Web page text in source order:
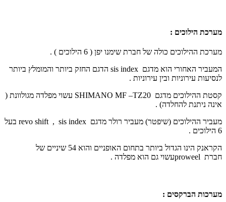
מערכת הילוכים :
מערכת ההילוכים כולה של חברת שימנו יפן ( 6 הילוכים ) .
המעביר האחורי הוא מדגם sis index הדגם החזק ביותר והמומלץ ביותר
לנסיעות עירוניות ובין עירוניות .
קסטת ההילוכים מדגם SHIMANO MF –TZ20 עשוי מפלדה מגולוונת (
אינה ניתנת להחלדה) .
מעביר ההילוכים (שיפטר) מעביר רולר מדגם sis index
,
revo shift בעל
6 הילוכים .
הקראנק הינו הגדול ביותר בתחום האופניים והוא 54 שיניים של
חברת proweelעשוי גם הוא מפלדה .
מערכות הברקסים :